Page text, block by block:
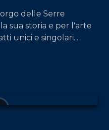
delle Serre
sua storia e per l'arte
unici e singolari... .